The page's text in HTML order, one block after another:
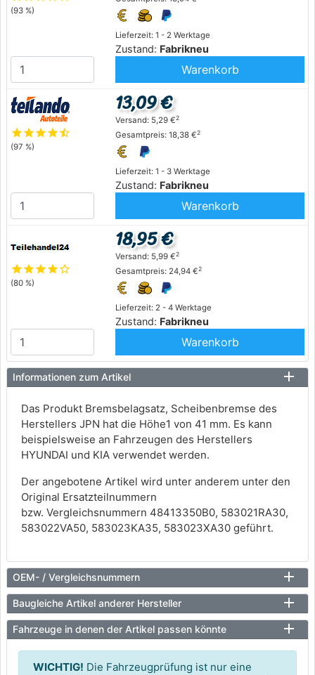
(93 %)
Lieferzeit: 1 - 2 Werktage
Zustand: Fabrikneu
Warenkorb
starstarstarstarstar_half
(97 %)
Lieferzeit: 1 - 3 Werktage
Zustand: Fabrikneu
13,09 €
Versand: 5,29 €2
Gesamtpreis: 18,38 €2
Warenkorb
starstarstarstarstar_outline
(80 %)
Lieferzeit: 2 - 4 Werktage
Zustand: Fabrikneu
18,95 €
Versand: 5,99 €2
Gesamtpreis: 24,94 €2
Warenkorb
Informationen zum Artikel
Das Produkt Bremsbelagsatz, Scheibenbremse des
Herstellers JPN hat die Höhe1 von 41 mm. Es kann
beispielsweise an Fahrzeugen des Herstellers
HYUNDAI und KIA verwendet werden.
Der angebotene Artikel wird unter anderem unter den
Original Ersatzteilnummern
bzw. Vergleichsnummern 48413350B0, 583021RA30,
583022VA50, 583023KA35, 583023XA30 geführt.
OEM- / Vergleichsnummern
Baugleiche Artikel anderer Hersteller
Fahrzeuge in denen der Artikel passen könnte
WICHTIG! Die Fahrzeugprüfung ist nur eine